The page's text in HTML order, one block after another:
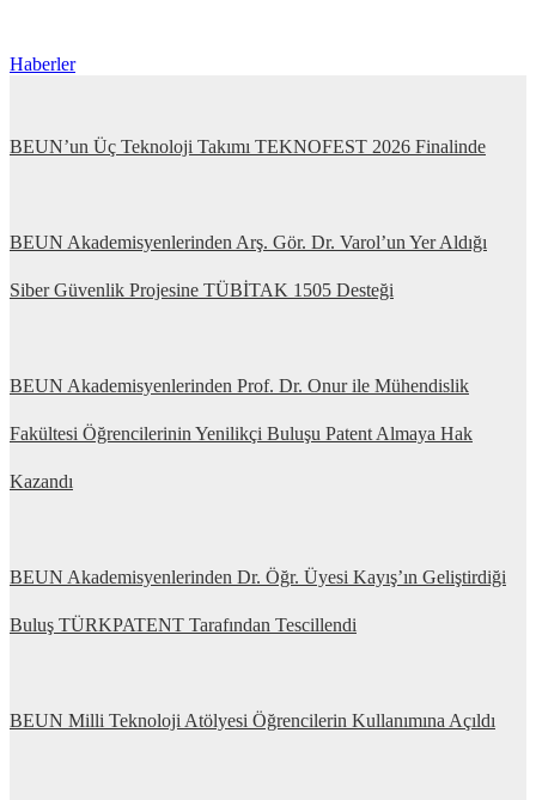
Haberler
BEUN’un Üç Teknoloji Takımı TEKNOFEST 2026 Finalinde
BEUN Akademisyenlerinden Arş. Gör. Dr. Varol’un Yer Aldığı
Siber Güvenlik Projesine TÜBİTAK 1505 Desteği
BEUN Akademisyenlerinden Prof. Dr. Onur ile Mühendislik
Fakültesi Öğrencilerinin Yenilikçi Buluşu Patent Almaya Hak
Kazandı
BEUN Akademisyenlerinden Dr. Öğr. Üyesi Kayış’ın Geliştirdiği
Buluş TÜRKPATENT Tarafından Tescillendi
BEUN Milli Teknoloji Atölyesi Öğrencilerin Kullanımına Açıldı